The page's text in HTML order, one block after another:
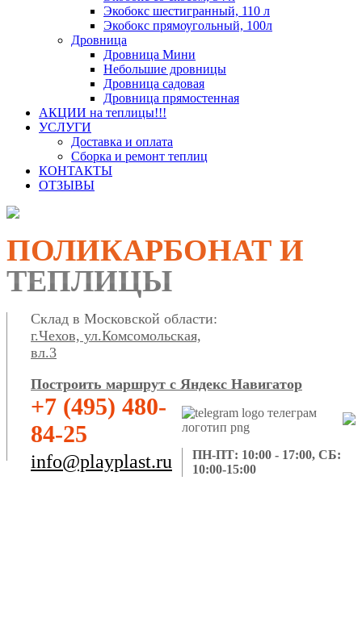
Экобокс шестигранный, 110 л
Экобокс прямоугольный, 100л
Дровница
Дровница Мини
Небольшие дровницы
Дровница садовая
Дровница прямостенная
АКЦИИ на теплицы!!!
УСЛУГИ
Доставка и оплата
Сборка и ремонт теплиц
КОНТАКТЫ
ОТЗЫВЫ
ПОЛИКАРБОНАТ И
ТЕПЛИЦЫ
Склад в Московской области:
г.Чехов, ул.Комсомольская,
вл.3
Построить маршрут с Яндекс Навигатор
+7 (495) 480-
84-25
info@playplast.ru
ПН-ПТ: 10:00 - 17:00, СБ:
10:00-15:00